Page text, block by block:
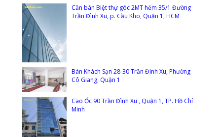
Cần bán Biệt thự góc 2MT hẻm 35/1 Đường
Trần Đình Xu, p. Cầu Kho, Quận 1, HCM
Bán Khách Sạn 28-30 Trần Đình Xu, Phường
Cô Giang, Quận 1
Cao Ốc 90 Trần Đình Xu , Quận 1, TP. Hồ Chí
Minh